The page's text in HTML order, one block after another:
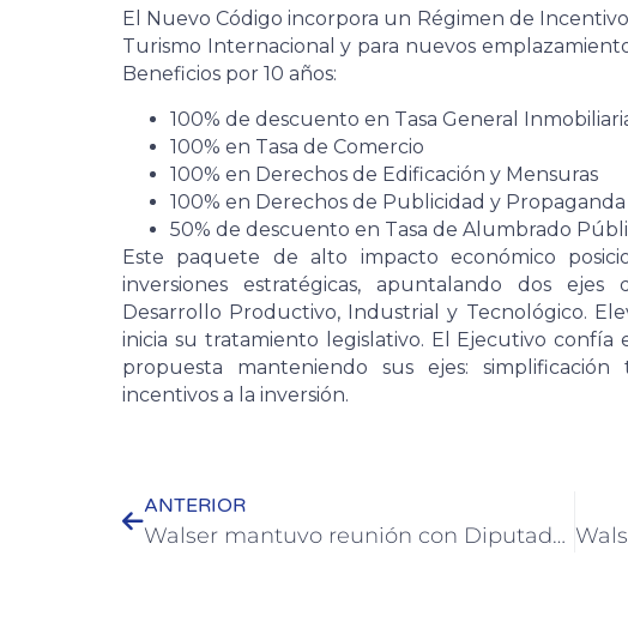
El Nuevo Código incorpora un Régimen de
Turismo Internacional y para nuevos
Beneficios por 10 años:
100% de descuento en Tasa General
100% en Tasa de Comercio
100% en Derechos de Edificación y Mensuras
100% en Derechos de Publicidad y Propaganda
50% de descuento en Tasa de Alumbrado
Este paquete de alto impacto económico
inversiones estratégicas, apuntalando dos
Desarrollo Productivo, Industrial y Tecnológico.
inicia su tratamiento legislativo. El Ejecutivo
propuesta manteniendo sus ejes:
incentivos a la inversión.
ANTERIOR
Walser mantuvo reunión con Diputados por el Presupuesto Provincial 2026